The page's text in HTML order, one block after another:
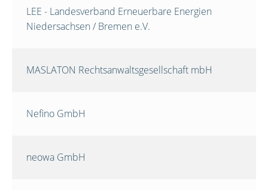
LEE - Landesverband Erneuerbare Energien
Niedersachsen / Bremen e.V.
MASLATON Rechtsanwaltsgesellschaft mbH
Nefino GmbH
neowa GmbH